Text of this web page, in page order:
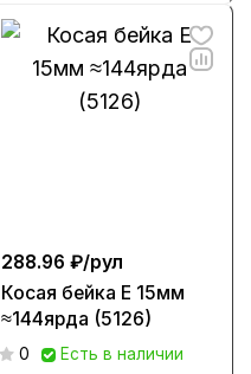
288.96 ₽/рул
Косая бейка Е 15мм
≈144ярда (5126)
0 Есть в наличии